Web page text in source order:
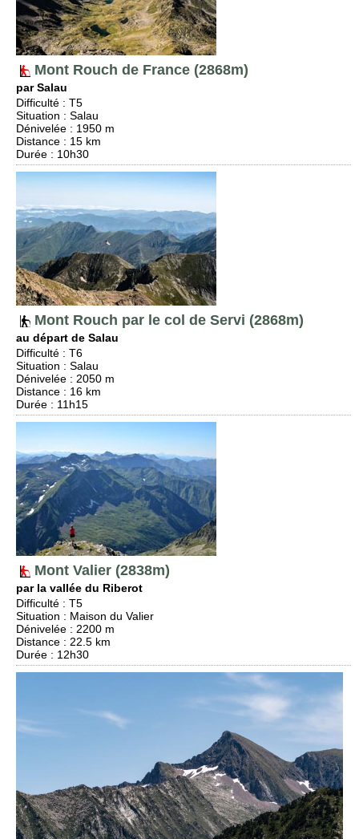
Mont Rouch de France (2868m)
par Salau
Difficulté : T5
Situation : Salau
Dénivelée : 1950 m
Distance : 15 km
Durée : 10h30
Mont Rouch par le col de Servi (2868m)
au départ de Salau
Difficulté : T6
Situation : Salau
Dénivelée : 2050 m
Distance : 16 km
Durée : 11h15
Mont Valier (2838m)
par la vallée du Riberot
Difficulté : T5
Situation : Maison du Valier
Dénivelée : 2200 m
Distance : 22.5 km
Durée : 12h30